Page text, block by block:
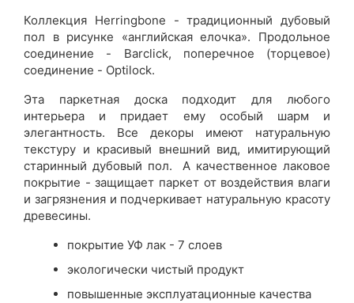
Коллекция Herringbone - традиционный дубовый
пол в рисунке «английская елочка». Продольное
соединение - Barclick, поперечное (торцевое)
соединение - Optilock.
Эта паркетная доска подходит для любого
интерьера и придает ему особый шарм и
элегантность. Все декоры имеют натуральную
текстуру и красивый внешний вид, имитирующий
старинный дубовый пол. А качественное лаковое
покрытие - защищает паркет от воздействия влаги
и загрязнения и подчеркивает натуральную красоту
древесины.
покрытие УФ лак - 7 слоев
экологически чистый продукт
повышенные эксплуатационные качества